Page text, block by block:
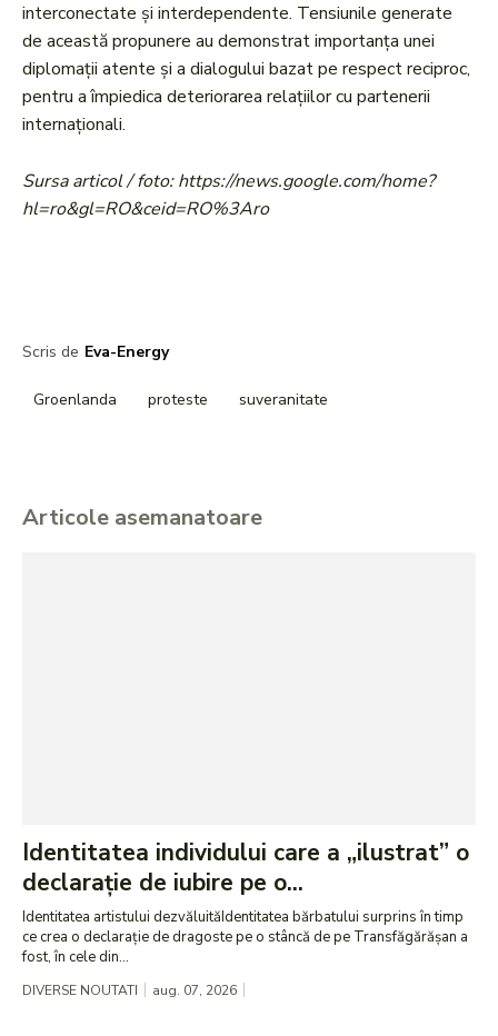
interconectate și interdependente. Tensiunile generate
de această propunere au demonstrat importanța unei
diplomații atente și a dialogului bazat pe respect reciproc,
pentru a împiedica deteriorarea relațiilor cu partenerii
internaționali.
Sursa articol / foto: https://news.google.com/home?
hl=ro&gl=RO&ceid=RO%3Aro
Scris de Eva-Energy
Groenlanda proteste suveranitate
Articole asemanatoare
Identitatea individului care a „ilustrat” o
declarație de iubire pe o...
Identitatea artistului dezvăluităIdentitatea bărbatului surprins în timp
ce crea o declarație de dragoste pe o stâncă de pe Transfăgărășan a
fost, în cele din...
DIVERSE NOUTATI aug. 07, 2026